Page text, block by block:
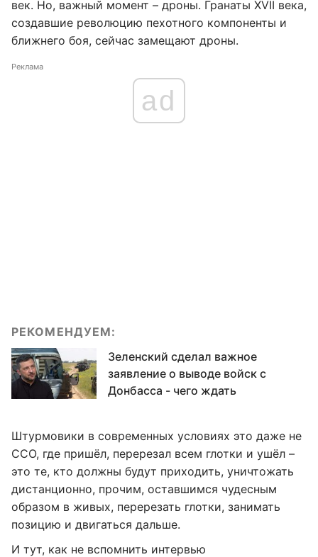
век. Но, важный момент – дроны. Гранаты XVII века,
создавшие революцию пехотного компоненты и
ближнего боя, сейчас замещают дроны.
Реклама
ad
РЕКОМЕНДУЕМ:
Зеленский сделал важное
заявление о выводе войск с
Донбасса - чего ждать
Штурмовики в современных условиях это даже не
ССО, где пришёл, перерезал всем глотки и ушёл –
это те, кто должны будут приходить, уничтожать
дистанционно, прочим, оставшимся чудесным
образом в живых, перерезать глотки, занимать
позицию и двигаться дальше.
И тут, как не вспомнить интервью